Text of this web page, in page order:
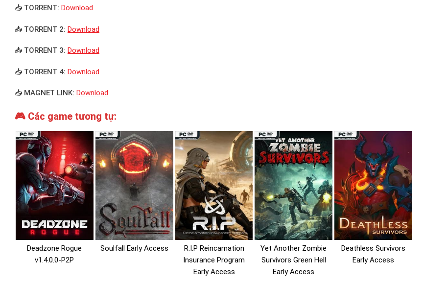
📥 TORRENT: Download
📥 TORRENT 2: Download
📥 TORRENT 3: Download
📥 TORRENT 4: Download
📥 MAGNET LINK: Download
🎮 Các game tương tự:
Deadzone Rogue
v1.4.0.0-P2P
Soulfall Early Access
R.I.P Reincarnation
Insurance Program
Early Access
Yet Another Zombie
Survivors Green Hell
Early Access
Deathless Survivors
Early Access